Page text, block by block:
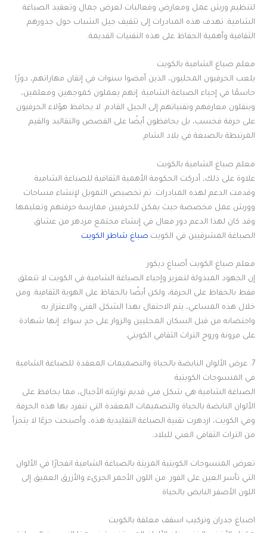
لتنظيم ورش عمل ومعارض وفعاليات لعرض جمال وتعقيد الصباغة
الشامية. تهدف هذه المبادرات إلى تثقيف جيل الشباب حول جذورهم
الثقافية وأهمية الحفاظ على هذه التقنيات القديمة.
معلم صباغ الشامية بالكويت
يلعب الحرفيون المحليون، الذين أمضوا سنوات في إتقان مهاراتهم، دورًا
حاسمًا في إحياء الصباغة الشامية. إنهم يعملون كموجهين ومعلمين،
وينقلون معارفهم وتقنياتهم إلى الجيل القادم. لا يحافظ هؤلاء الحرفيون
على حرفة فحسب، بل يحافظون أيضًا على القصص والتقاليد والقيم
المرتبطة بالصبغة في بلاد الشام.
معلم صباغ الشامية بالكويت
علاوة على ذلك، أدركت الحكومة الأهمية الثقافية للصباغة الشامية
وقدمت الدعم لهذه المبادرات. تم تخصيص التمويل لإنشاء مساحات
وورش عمل مخصصة حيث يمكن للحرفيين ممارسة حرفتهم وتعليمها.
وقد كان لهذا الدعم دور فعال في إنشاء مجتمع مزدهر من عشاق
الصباغة المشرقيين في الكويت.صباغ شاطر الكويت
معلم صباغ الكويت أصباغ ديكور
إن الجهود المبذولة لتعزيز وإحياء الصباغة الشامية في الكويت لا تتعلق
فقط بالحفاظ على الحرفة، ولكن أيضًا بالحفاظ على الهوية الثقافية. ومن
خلال هذه المساعي، يتم الاحتفال بهذا الشكل الفني والاعتزاز به
واحتضانه من قبل السكان المحليين والزوار على حدٍ سواء. إنها شهادة
على مرونة وروح التراث الثقافي الكويتي.
7. عرض الألوان النابضة بالحياة والتصميمات المعقدة للصباغة الشامية
في المنسوجات الكويتية
الصباغة الشامية هي شكل فني قديم توارثته الأجيال، مما يحافظ على
الألوان النابضة بالحياة والتصميمات المعقدة التي تنفرد بها هذه الحرفة.
وفي الكويت، ازدهرت تقنية الصباغة التقليدية هذه، وأصبحت جزءًا لا يتجزأ
من التراث الثقافي الغني للبلاد.
تعرض المنسوجات الكويتية المزينة بالصباغة الشامية انفجارًا في الألوان
التي تأسر العين على الفور. من اللون الأحمر الجريء والأزرق العميق إلى
اللون الأصفر النابض بالحياة
اصباغ جدران وتركيب اسقف معلقة بالكويت